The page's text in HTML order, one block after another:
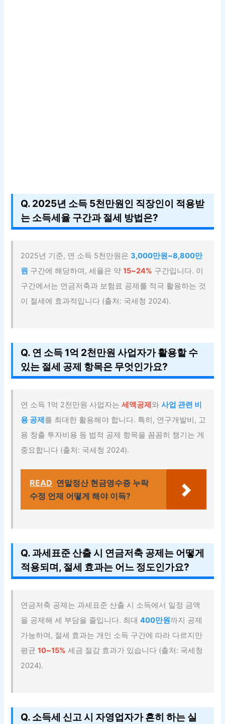
Q. 2025년 소득 5천만원인 직장인이 적용받
는 소득세율 구간과 절세 방법은?
2025년 기준, 연 소득 5천만원은3,000만원~8,800만
원 구간에 해당하며, 세율은 약15~24% 구간입니다. 이
구간에서는 연금저축과 보험료 공제를 적극 활용하는 것
이 절세에 효과적입니다 (출처: 국세청 2024).
Q. 연 소득 1억 2천만원 사업자가 활용할 수
있는 절세 공제 항목은 무엇인가요?
연 소득 1억 2천만원 사업자는세액공제와사업 관련 비
용 공제를 최대한 활용해야 합니다. 특히, 연구개발비, 고
용 창출 투자비용 등 법적 공제 항목을 꼼꼼히 챙기는 게
중요합니다 (출처: 국세청 2024).
READ 연말정산 현금영수증 누락
수정 언제 어떻게 해야 이득?
Q. 과세표준 산출 시 연금저축 공제는 어떻게
적용되며, 절세 효과는 어느 정도인가요?
연금저축 공제는 과세표준 산출 시 소득에서 일정 금액
을 공제해 세 부담을 줄입니다. 최대400만원까지 공제
가능하며, 절세 효과는 개인 소득 구간에 따라 다르지만
평균10~15% 세금 절감 효과가 있습니다 (출처: 국세청
2024).
Q. 소득세 신고 시 자영업자가 흔히 하는 실